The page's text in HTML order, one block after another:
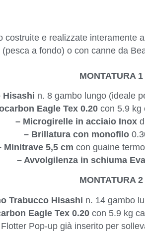
costruite e realizzate interamente
a fondo) o con canne da
MONTATURA 1
Hisashi n. 8 gambo lungo (ideale
Eagle Tex 0.20 con 5.9 kg
– Microgirelle in acciaio Inox
– Brillatura con monofilo
Minitrave 5,5 cm con guaine
– Avvolgilenza in schiuma Eva
MONTATURA 2
Trabucco Hisashi n. 14 gambo
Eagle Tex 0.20 con 5.9 kg
Flotter Pop-up già inserito per